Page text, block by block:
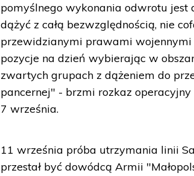
pomyślnego wykonania odwrotu jest
dążyć z całą bezwzględnością, nie
przewidzianymi prawami wojennymi
pozycje na dzień wybierając w
zwartych grupach z dążeniem do
pancernej" - brzmi rozkaz
7 września.
11 września próba utrzymania linii
przestał być dowódcą Armii